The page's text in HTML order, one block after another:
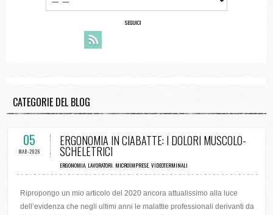
SEGUICI
CATEGORIE DEL BLOG
05
MAR-2026
ERGONOMIA IN CIABATTE: I DOLORI MUSCOLO-
SCHELETRICI
ERGONOMIA, LAVORATORI, MICROIMPRESE,VIDEOTERMINALI
Ripropongo un mio articolo del 2020 ancora attualissimo alla luce
dell’evidenza che negli ultimi anni le malattie professionali derivanti da